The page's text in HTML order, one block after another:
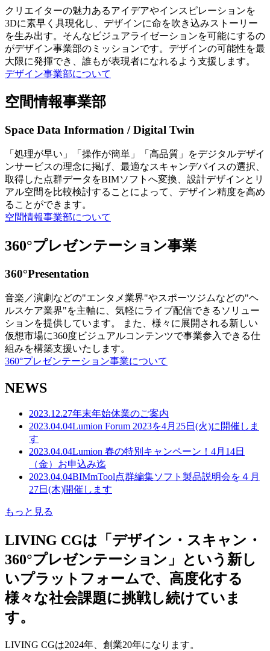
クリエイターの魅力あるアイデアやインスピレーションを
3Dに素早く具現化し、デザインに命を吹き込みストーリー
を生み出す。そんなビジュアライゼーションを可能にするの
がデザイン事業部のミッションです。デザインの可能性を最
大限に発揮でき、誰もが表現者になれるよう支援します。
デザイン事業部について
空間情報事業部
Space Data Information / Digital Twin
「処理が早い」「操作が簡単」「高品質」をデジタルデザイ
ンサービスの理念に掲げ、最適なスキャンデバイスの選択、
取得した点群データをBIMソフトへ変換、設計デザインとリ
アル空間を比較検討することによって、デザイン精度を高め
ることができます。
空間情報事業部について
360°プレゼンテーション事業
360°Presentation
音楽／演劇などの"エンタメ業界"やスポーツジムなどの"ヘ
ルスケア業界"を主軸に、気軽にライブ配信できるソリュー
ションを提供しています。 また、様々に展開される新しい
仮想市場に360度ビジュアルコンテンツで事業参入できる仕
組みを構築支援いたします。
360°プレゼンテーション事業について
NEWS
2023.12.27年末年始休業のご案内
2023.04.04Lumion Forum 2023を4月25日(火)に開催しま
す
2023.04.04Lumion 春の特別キャンペーン！4月14日
（金）お申込み迄
2023.04.04BIMmTool点群編集ソフト製品説明会を４月
27日(木)開催します
もっと見る
LIVING CGは「デザイン・スキャン・
360°プレゼンテーション」という新し
いプラットフォームで、高度化する
様々な社会課題に挑戦し続けていま
す。
LIVING CGは2024年、創業20年になります。